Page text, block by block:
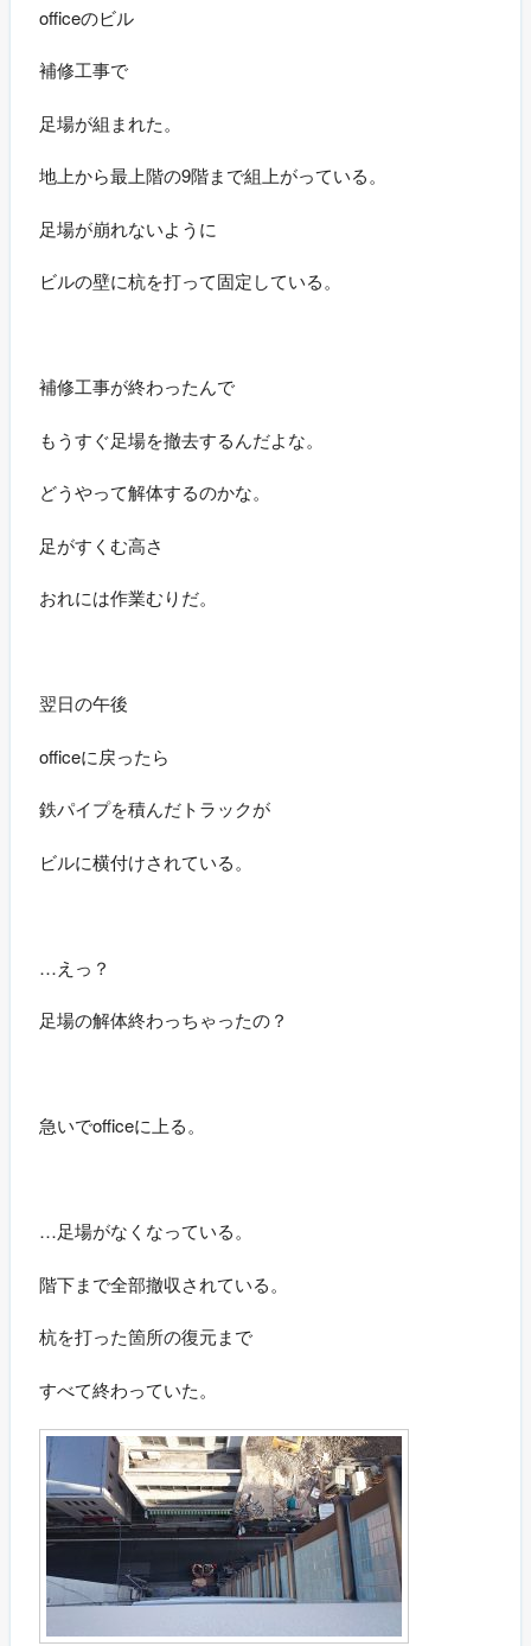
officeのビル
補修工事で
足場が組まれた。
地上から最上階の9階まで組上がっている。
足場が崩れないように
ビルの壁に杭を打って固定している。
補修工事が終わったんで
もうすぐ足場を撤去するんだよな。
どうやって解体するのかな。
足がすくむ高さ
おれには作業むりだ。
翌日の午後
officeに戻ったら
鉄パイプを積んだトラックが
ビルに横付けされている。
…えっ？
足場の解体終わっちゃったの？
急いでofficeに上る。
…足場がなくなっている。
階下まで全部撤収されている。
杭を打った箇所の復元まで
すべて終わっていた。